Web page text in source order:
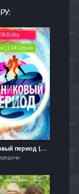
DLRip
| 1-14 Серия
Ледниковый период (1-13 Сезон)